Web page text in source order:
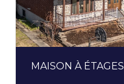
MAISON À ÉTAGES